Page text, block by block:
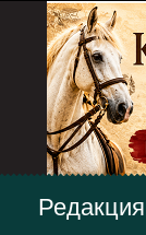
Редакция